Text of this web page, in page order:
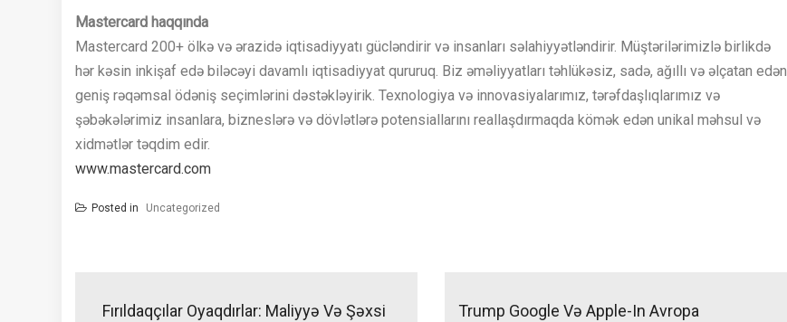
Mastercard haqqında
Mastercard 200+ ölkə və ərazidə iqtisadiyyatı gücləndirir və insanları səlahiyyətləndirir. Müştərilərimizlə birlikdə
hər kəsin inkişaf edə biləcəyi davamlı iqtisadiyyat qururuq. Biz əməliyyatları təhlükəsiz, sadə, ağıllı və əlçatan edən
geniş rəqəmsal ödəniş seçimlərini dəstəkləyirik. Texnologiya və innovasiyalarımız, tərəfdaşlıqlarımız və
şəbəkələrimiz insanlara, bizneslərə və dövlətlərə potensiallarını reallaşdırmaqda kömək edən unikal məhsul və
xidmətlər təqdim edir.
www.mastercard.com
Posted in Uncategorized
naviqasiyası
Fırıldaqçılar Oyaqdırlar: Maliyyə Və Şəxsi
Trump Google Və Apple-In Avropa